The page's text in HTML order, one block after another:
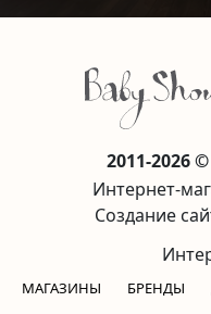
2011-2026
Интернет-
Создание
МАГАЗИНЫ БРЕНДЫ